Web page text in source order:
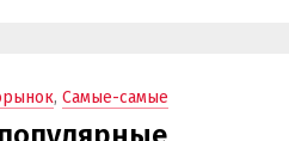
, Самые-самые